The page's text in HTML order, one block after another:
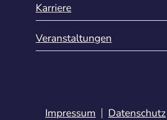
Karriere
Veranstaltungen
Impressum Datenschutz